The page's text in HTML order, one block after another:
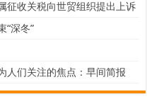
征收关税向世贸组织提出上诉
“深冬”
人们关注的焦点：早间简报